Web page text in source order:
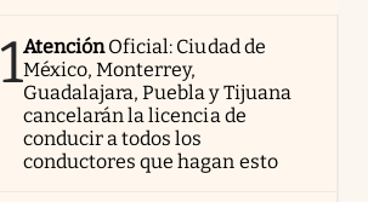
1AtenciónOficial: Ciudad de
México, Monterrey,
Guadalajara, Puebla y Tijuana
cancelarán la licencia de
conducir a todos los
conductores que hagan esto